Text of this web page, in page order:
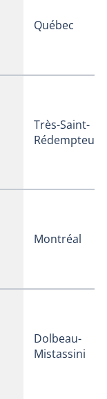
Québec
Très-Saint-
Rédempteur
Montréal
Dolbeau-
Mistassini